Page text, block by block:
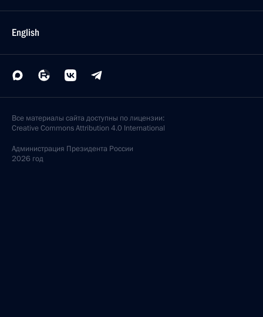
English
Все материалы сайта доступны по лицензии:
Creative Commons Attribution 4.0 International
Администрация Президента России
2026 год